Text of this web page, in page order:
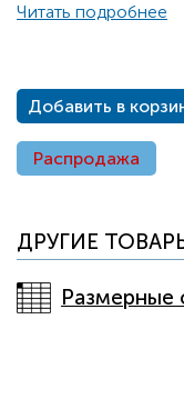
Читать подробнее
Добавить в
Распродажа
ДРУГИЕ
Размерные